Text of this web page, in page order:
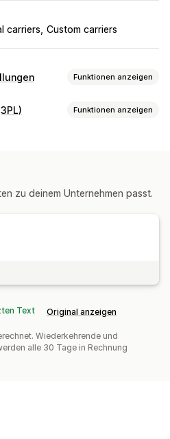
carriers Сustom carriers
Funktionen anzeigen
Funktionen anzeigen
zu deinem Unternehmen passt.
Text Original anzeigen
Wiederkehrende und
alle 30 Tage in Rechnung